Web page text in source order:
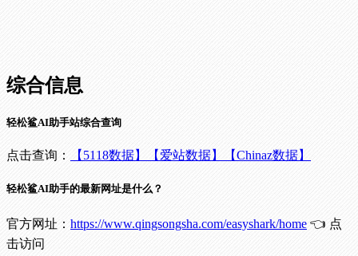
综合信息
轻松鲨AI助手站综合查询
点击查询： 【5118数据】 【爱站数据】 【Chinaz数据】
轻松鲨AI助手的最新网址是什么？
官方网址： https://www.qingsongsha.com/easyshark/home 👈 点
击访问